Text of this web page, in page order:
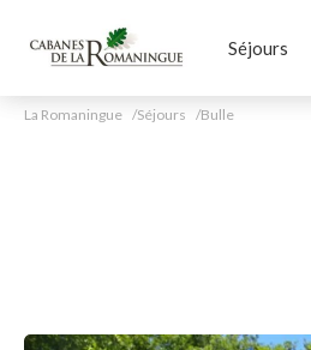
Séjours
La Romaningue Séjours Bulle